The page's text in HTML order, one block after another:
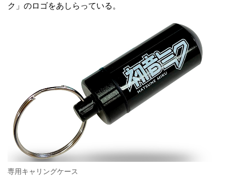
ク」のロゴをあしらっている。
専用キャリングケース